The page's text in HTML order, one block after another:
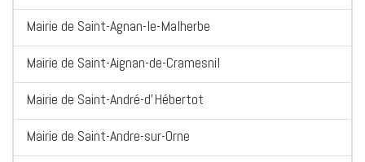
Mairie de Saint-Agnan-le-Malherbe
Mairie de Saint-Aignan-de-Cramesnil
Mairie de Saint-André-d'Hébertot
Mairie de Saint-Andre-sur-Orne